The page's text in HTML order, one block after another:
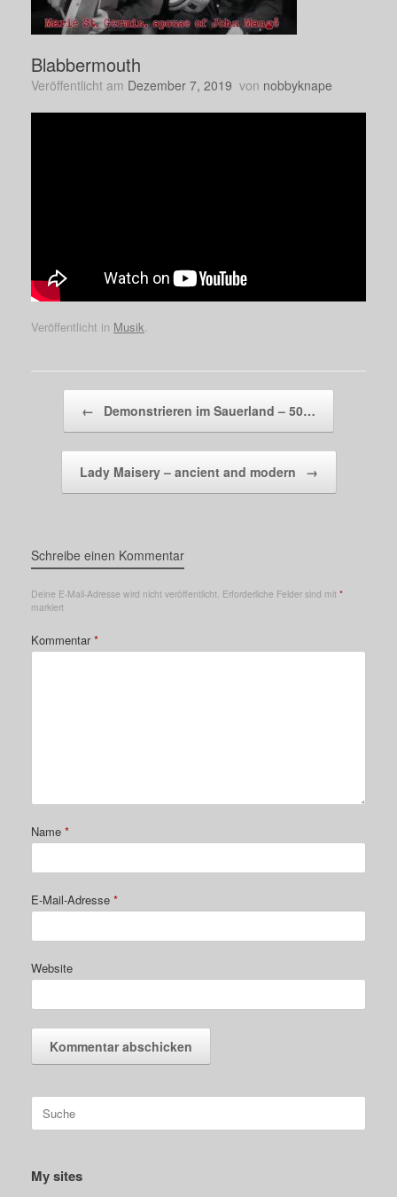
Blabbermouth
Veröffentlicht am Dezember 7, 2019 von nobbyknape
Veröffentlicht in Musik
← Demonstrieren im Sauerland – 50…
Lady Maisery – ancient and modern →
Schreibe einen Kommentar
Deine E-Mail-Adresse wird nicht veröffentlicht. Erforderliche Felder sind mit *
markiert
Kommentar*
Name *
E-Mail-Adresse *
Website
Suche
nach:
My sites